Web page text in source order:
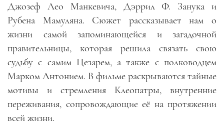
Джозеф Лео Манкевича, Дэррил Ф. Занука и
Рубена Мамуляна. Сюжет рассказывает нам о
жизни самой запоминающейся и загадочной
правительницы, которая решила связать свою
судьбу с самим Цезарем, а также с полководцем
Марком Антонием. В фильме раскрываются тайные
мотивы и стремления Клеопатры, внутренние
переживания, сопровождающие её на протяжении
всей жизни.